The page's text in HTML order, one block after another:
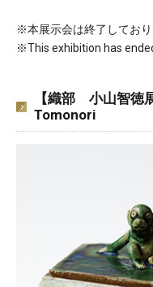
※本展示会は終了しており
※This exhibition has
【織部 小山智徳
Tomonori